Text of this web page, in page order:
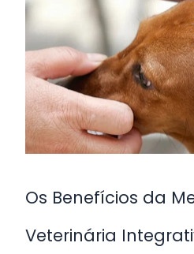
Os Benefícios da
Veterinária
Benefícios
da
Medicina
Veterinária
Integrativa
para
Seu